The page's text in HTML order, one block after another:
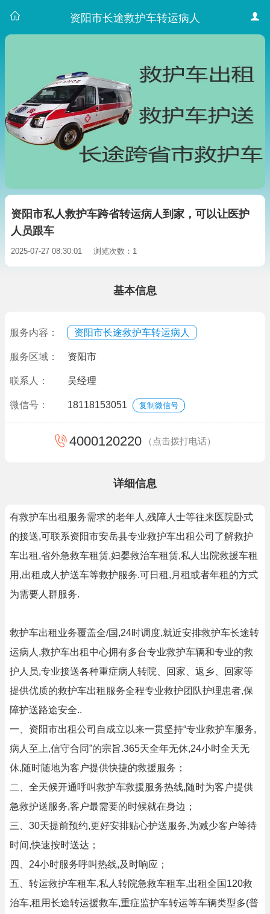
资阳市长途救护车转运病人
资阳市私人救护车跨省转运病人到家，可以让医护
人员跟车
2025-07-27 08:30:01 浏览次数：1
基本信息
服务内容： 资阳市长途救护车转运病人
服务区域： 资阳市
联系人： 吴经理
微信号： 18118153051 复制微信号
4000120220 （点击拨打电话）
详细信息
有救护车出租服务需求的老年人,残障人士等往来医院卧式
的接送,可联系资阳市安岳县专业救护车出租公司了解救护
车出租,省外急救车租赁,妇婴救治车租赁,私人出院救援车租
用,出租成人护送车等救护服务.可日租,月租或者年租的方式
为需要人群服务.
救护车出租业务覆盖全/国,24时调度,就近安排救护车长途转
运病人,救护车出租中心拥有多台专业救护车辆和专业的救
护人员,专业接送各种重症病人转院、回家、返乡、回家等
提供优质的救护车出租服务全程专业救护团队护理患者,保
障护送路途安全..
一、资阳市出租公司自成立以来一贯坚持“专业救护车服务,
病人至上,信守合同”的宗旨.365天全年无休,24小时全天无
休,随时随地为客户提供快捷的救援服务；
二、全天候开通呼叫救护车救援服务热线,随时为客户提供
急救护送服务,客户最需要的时候就在身边；
三、30天提前预约,更好安排贴心护送服务,为减少客户等待
时间,快速按时送达；
四、24小时服务呼叫热线,及时响应；
五、转运救护车租车,私人转院急救车租车,出租全国120救
治车,租用长途转运援救车,重症监护车转运等车辆类型多(普